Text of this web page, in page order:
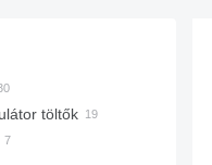
töltők